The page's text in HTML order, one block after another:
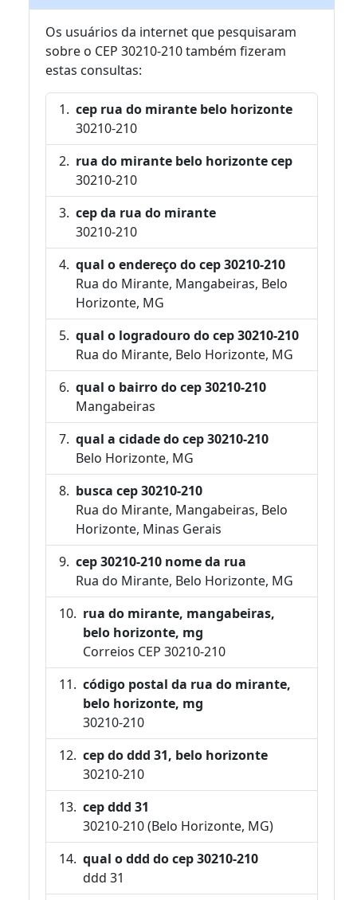
Os usuários da internet que pesquisaram
sobre o CEP 30210-210 também fizeram
estas consultas:
cep rua do mirante belo horizonte
30210-210
rua do mirante belo horizonte cep
30210-210
cep da rua do mirante
30210-210
qual o endereço do cep 30210-210
Rua do Mirante, Mangabeiras, Belo
Horizonte, MG
qual o logradouro do cep 30210-210
Rua do Mirante, Belo Horizonte, MG
qual o bairro do cep 30210-210
Mangabeiras
qual a cidade do cep 30210-210
Belo Horizonte, MG
busca cep 30210-210
Rua do Mirante, Mangabeiras, Belo
Horizonte, Minas Gerais
cep 30210-210 nome da rua
Rua do Mirante, Belo Horizonte, MG
rua do mirante, mangabeiras,
belo horizonte, mg
Correios CEP 30210-210
código postal da rua do mirante,
belo horizonte, mg
30210-210
cep do ddd 31, belo horizonte
30210-210
cep ddd 31
30210-210 (Belo Horizonte, MG)
qual o ddd do cep 30210-210
ddd 31